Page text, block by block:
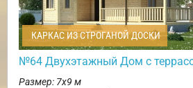
КАРКАС ИЗ СТРОГАНОЙ ДОСКИ
№64 Двухэтажный Дом с
Размер: 7х9 м